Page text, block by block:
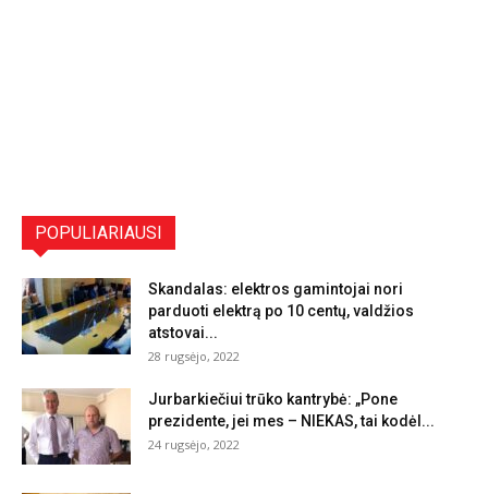
POPULIARIAUSI
Skandalas: elektros gamintojai nori
parduoti elektrą po 10 centų, valdžios
atstovai...
28 rugsėjo, 2022
Jurbarkiečiui trūko kantrybė: „Pone
prezidente, jei mes – NIEKAS, tai kodėl...
24 rugsėjo, 2022